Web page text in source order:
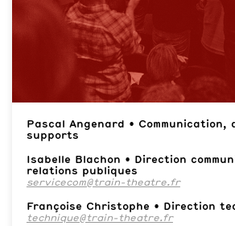
Pascal Angenard • Communication,
supports
Isabelle Blachon • Direction
relations publiques
servicecom@train-theatre.fr
Françoise Christophe • Direction
technique@train-theatre.fr